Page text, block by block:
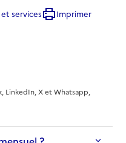
services
Imprimer
X
LinkedIn, X et Whatsapp,